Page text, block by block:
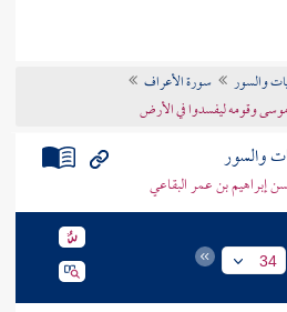
والسور
سورة الأعراف
موسى وقومه ليفسدوا في الأرض
والسور
إبراهيم بن عمر البقاعي
34